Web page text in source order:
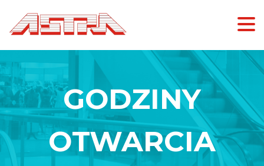
GODZINY
OTWARCIA